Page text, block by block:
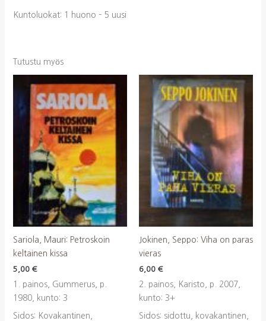
Kuntoluokat: 1 huono – 5 uusi
Tutustu myös
Sariola, Mauri: Petroskoin
keltainen kissa
5,00 €
1. painos, Gummerus, p.
1980, kunto: 3
Sidos: Kovakantinen,
Jokinen, Seppo: Viha on paras
vieras
6,00 €
2. painos, Karisto, p. 2007,
kunto: 3+
Sidos: sidottu, kovakantinen,